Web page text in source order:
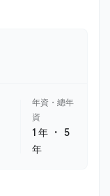
年資・總年
資
1 年 ・5
年